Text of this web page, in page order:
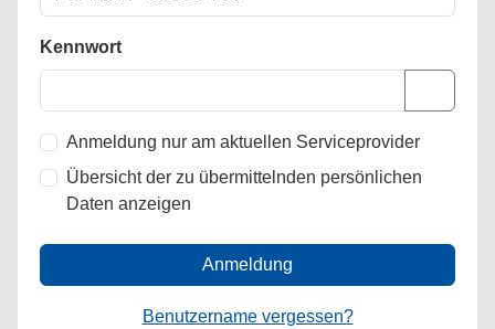
Kennwort
Anmeldung nur am aktuellen Serviceprovider
Übersicht der zu übermittelnden persönlichen
Daten anzeigen
Anmeldung
Benutzername vergessen?